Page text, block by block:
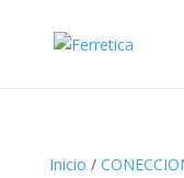
Inicio /